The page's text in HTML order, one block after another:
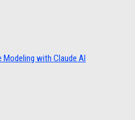
Modeling with Claude AI